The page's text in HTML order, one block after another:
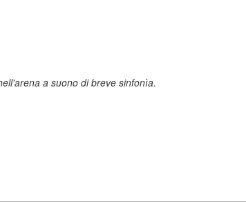
a suono di breve sinfonìa.